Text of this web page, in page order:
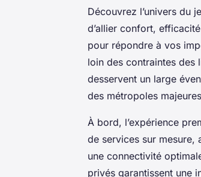
Découvrez l’univers du
d’allier confort,
pour répondre à vos
loin des contraintes des
desservent un large
des métropoles
À bord, l’expérience
de services sur mesure,
une connectivité
privés garantissent une